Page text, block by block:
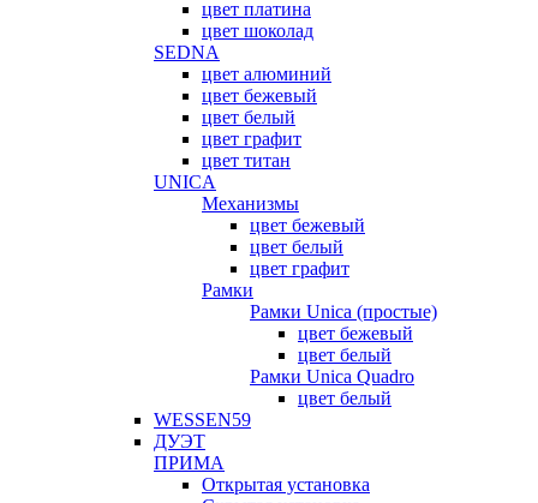
цвет платина
цвет шоколад
SEDNA
цвет алюминий
цвет бежевый
цвет белый
цвет графит
цвет титан
UNICA
Механизмы
цвет бежевый
цвет белый
цвет графит
Рамки
Рамки Unica (простые)
цвет бежевый
цвет белый
Рамки Unica Quadro
цвет белый
WESSEN59
ДУЭТ
ПРИМА
Открытая установка